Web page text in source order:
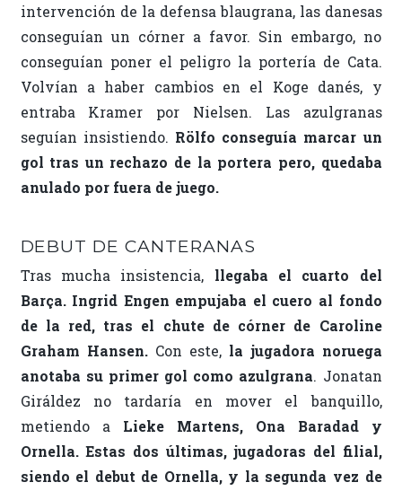
intervención de la defensa blaugrana, las danesas
conseguían un córner a favor. Sin embargo, no
conseguían poner el peligro la portería de Cata.
Volvían a haber cambios en el Koge danés, y
entraba Kramer por Nielsen. Las azulgranas
seguían insistiendo. Rölfo conseguía marcar un
gol tras un rechazo de la portera pero, quedaba
anulado por fuera de juego.
DEBUT DE CANTERANAS
Tras mucha insistencia, llegaba el cuarto del
Barça. Ingrid Engen empujaba el cuero al fondo
de la red, tras el chute de córner de Caroline
Graham Hansen.Con este, la jugadora noruega
anotaba su primer gol como azulgrana. Jonatan
Giráldez no tardaría en mover el banquillo,
metiendo a Lieke Martens, Ona Baradad y
Ornella. Estas dos últimas, jugadoras del filial,
siendo el debut de Ornella, y la segunda vez de